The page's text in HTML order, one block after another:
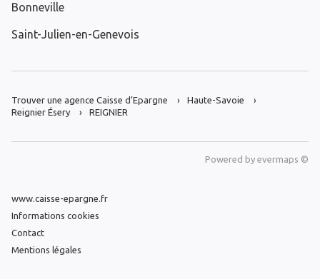
Bonneville
Saint-Julien-en-Genevois
Trouver une agence Caisse d’Epargne
Haute-Savoie
Reignier Ésery
REIGNIER
Powered by evermaps ©
www.caisse-epargne.fr
Informations cookies
Contact
Mentions légales